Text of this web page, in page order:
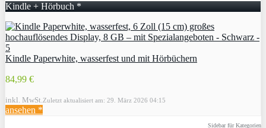
Kindle + Hörbuch *
Kindle Paperwhite, wasserfest und mit Hörbüchern
84,99 €
inkl. MwSt. Zuletzt aktualisiert am: 29. März 2026 04:15
ansehen *
Sidebar für Kategorien